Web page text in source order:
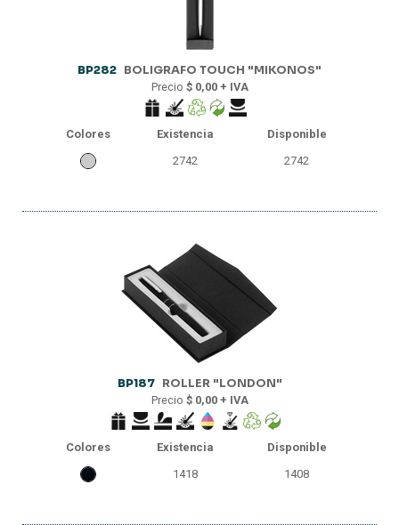
BP282 BOLIGRAFO TOUCH "MIKONOS"
Precio $ 0,00 + IVA
Colores Existencia
Disponible
2742
2742
BP187 ROLLER "LONDON"
Precio $ 0,00 + IVA
Colores Existencia
Disponible
1418
1408